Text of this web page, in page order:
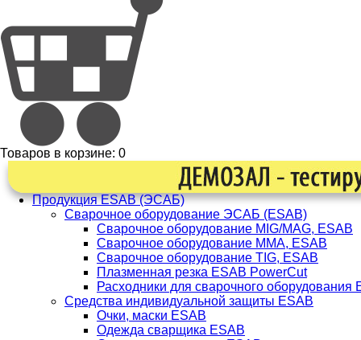
Товаров в корзине: 0
Продукция ESAB (ЭСАБ)
Сварочное оборудование ЭСАБ (ESAB)
Сварочное оборудование MIG/MAG, ESAB
Сварочное оборудование ММА, ESAB
Сварочное оборудование TIG, ESAB
Плазменная резка ESAB PowerCut
Расходники для сварочного оборудования
Средства индивидуальной защиты ESAB
Очки, маски ESAB
Одежда сварщика ESAB